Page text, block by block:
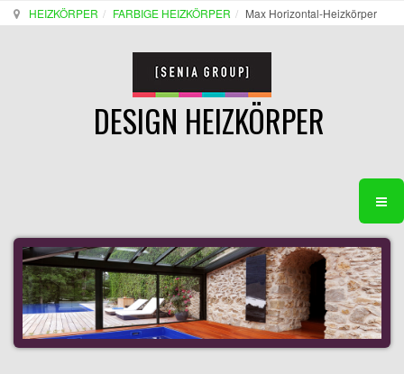
HEIZKÖRPER FARBIGE HEIZKÖRPER Max Horizontal-Heizkörper
DESIGN HEIZKÖRPER